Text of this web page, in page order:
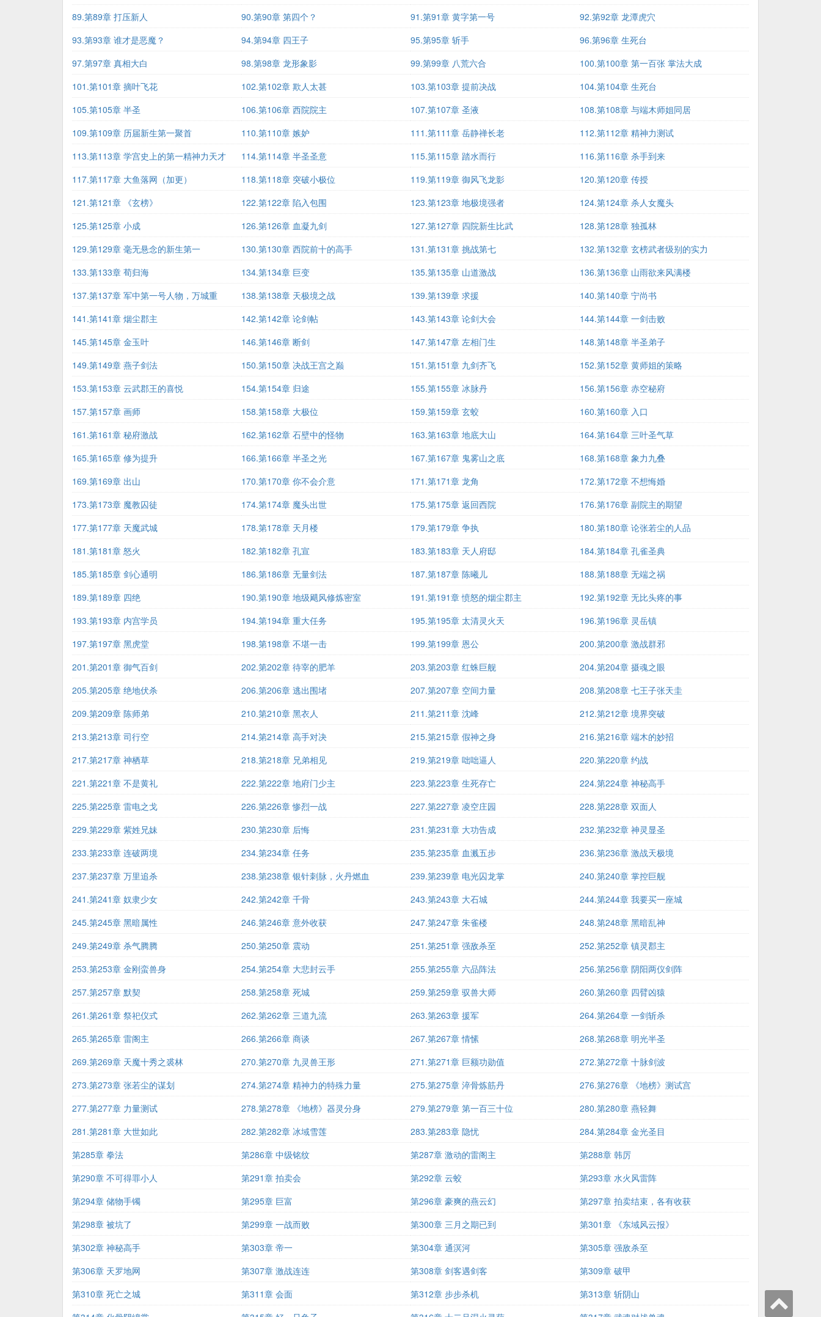
89.第89章 打压新人
90.第90章 第四个？ 91.第91章 黄字第一号
92.第92章 龙潭虎穴
93.第93章 谁才是恶魔？
94.第94章 四王子 95.第95章 斩手
96.第96章 生死台
97.第97章 真相大白
98.第98章 龙形象影 99.第99章 八荒六合
100.第100章 第一百张 掌法大成
101.第101章 摘叶飞花
102.第102章 欺人太甚 103.第103章 提前决战
104.第104章 生死台
105.第105章 半圣
106.第106章 西院院主 107.第107章 圣液
108.第108章 与端木师姐同居
109.第109章 历届新生第一聚首
110.第110章 嫉妒 111.第111章 岳静禅长老
112.第112章 精神力测试
113.第113章 学宫史上的第一精神力天才
114.第114章 半圣圣意 115.第115章 踏水而行
116.第116章 杀手到来
117.第117章 大鱼落网（加更）
118.第118章 突破小极位 119.第119章 御风飞龙影
120.第120章 传授
121.第121章 《玄榜》
122.第122章 陷入包围 123.第123章 地极境强者
124.第124章 杀人女魔头
125.第125章 小成
126.第126章 血凝九剑 127.第127章 四院新生比武
128.第128章 独孤林
129.第129章 毫无悬念的新生第一
130.第130章 西院前十的高手 131.第131章 挑战第七
132.第132章 玄榜武者级别的实力
133.第133章 荀归海
134.第134章 巨变 135.第135章 山道激战
136.第136章 山雨欲来风满楼
137.第137章 军中第一号人物，万城重
138.第138章 天极境之战 139.第139章 求援
140.第140章 宁尚书
141.第141章 烟尘郡主
142.第142章 论剑帖 143.第143章 论剑大会
144.第144章 一剑击败
145.第145章 金玉叶
146.第146章 断剑 147.第147章 左相门生
148.第148章 半圣弟子
149.第149章 燕子剑法
150.第150章 决战王宫之巅 151.第151章 九剑齐飞
152.第152章 黄师姐的策略
153.第153章 云武郡王的喜悦
154.第154章 归途 155.第155章 冰脉丹
156.第156章 赤空秘府
157.第157章 画师
158.第158章 大极位 159.第159章 玄蛟
160.第160章 入口
161.第161章 秘府激战
162.第162章 石壁中的怪物 163.第163章 地底大山
164.第164章 三叶圣气草
165.第165章 修为提升
166.第166章 半圣之光 167.第167章 鬼雾山之底
168.第168章 象力九叠
169.第169章 出山
170.第170章 你不会介意 171.第171章 龙角
172.第172章 不想悔婚
173.第173章 魔教囚徒
174.第174章 魔头出世 175.第175章 返回西院
176.第176章 副院主的期望
177.第177章 天魔武城
178.第178章 天月楼 179.第179章 争执
180.第180章 论张若尘的人品
181.第181章 怒火
182.第182章 孔宣 183.第183章 天人府邸
184.第184章 孔雀圣典
185.第185章 剑心通明
186.第186章 无量剑法 187.第187章 陈曦儿
188.第188章 无端之祸
189.第189章 四绝
190.第190章 地级飓风修炼密室 191.第191章 愤怒的烟尘郡主
192.第192章 无比头疼的事
193.第193章 内宫学员
194.第194章 重大任务 195.第195章 太清灵火天
196.第196章 灵岳镇
197.第197章 黑虎堂
198.第198章 不堪一击 199.第199章 恩公
200.第200章 激战群邪
201.第201章 御气百剑
202.第202章 待宰的肥羊 203.第203章 红蛛巨舰
204.第204章 摄魂之眼
205.第205章 绝地伏杀
206.第206章 逃出围堵 207.第207章 空间力量
208.第208章 七王子张天圭
209.第209章 陈师弟
210.第210章 黑衣人 211.第211章 沈峰
212.第212章 境界突破
213.第213章 司行空
214.第214章 高手对决 215.第215章 假神之身
216.第216章 端木的妙招
217.第217章 神栖草
218.第218章 兄弟相见 219.第219章 咄咄逼人
220.第220章 约战
221.第221章 不是黄礼
222.第222章 地府门少主 223.第223章 生死存亡
224.第224章 神秘高手
225.第225章 雷电之戈
226.第226章 惨烈一战 227.第227章 凌空庄园
228.第228章 双面人
229.第229章 紫姓兄妹
230.第230章 后悔 231.第231章 大功告成
232.第232章 神灵显圣
233.第233章 连破两境
234.第234章 任务 235.第235章 血溅五步
236.第236章 激战天极境
237.第237章 万里追杀
238.第238章 银针刺脉，火丹燃血 239.第239章 电光囚龙掌
240.第240章 掌控巨舰
241.第241章 奴隶少女
242.第242章 千骨 243.第243章 大石城
244.第244章 我要买一座城
245.第245章 黑暗属性
246.第246章 意外收获 247.第247章 朱雀楼
248.第248章 黑暗乱神
249.第249章 杀气腾腾
250.第250章 震动 251.第251章 强敌杀至
252.第252章 镇灵郡主
253.第253章 金刚蛮兽身
254.第254章 大悲封云手 255.第255章 六品阵法
256.第256章 阴阳两仪剑阵
257.第257章 默契
258.第258章 死城 259.第259章 驭兽大师
260.第260章 四臂凶猿
261.第261章 祭祀仪式
262.第262章 三道九流 263.第263章 援军
264.第264章 一剑斩杀
265.第265章 雷阁主
266.第266章 商谈 267.第267章 情愫
268.第268章 明光半圣
269.第269章 天魔十秀之裘林
270.第270章 九灵兽王形 271.第271章 巨额功勋值
272.第272章 十脉剑波
273.第273章 张若尘的谋划
274.第274章 精神力的特殊力量 275.第275章 淬骨炼筋丹
276.第276章 《地榜》测试宫
277.第277章 力量测试
278.第278章 《地榜》器灵分身 279.第279章 第一百三十位
280.第280章 燕轻舞
281.第281章 大世如此
282.第282章 冰域雪莲 283.第283章 隐忧
284.第284章 金光圣目
第285章 拳法
第286章 中级铭纹 第287章 激动的雷阁主
第288章 韩厉
第290章 不可得罪小人
第291章 拍卖会 第292章 云蛟
第293章 水火风雷阵
第294章 储物手镯
第295章 巨富 第296章 豪爽的燕云幻
第297章 拍卖结束，各有收获
第298章 被坑了
第299章 一战而败 第300章 三月之期已到
第301章 《东域风云报》
第302章 神秘高手
第303章 帝一 第304章 通溟河
第305章 强敌杀至
第306章 天罗地网
第307章 激战连连 第308章 剑客遇剑客
第309章 破甲
第310章 死亡之城
第311章 会面 第312章 步步杀机
第313章 斩阴山